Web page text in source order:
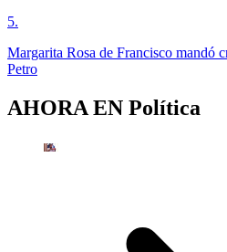
5.
Margarita Rosa de Francisco mandó
Petro
AHORA EN Política